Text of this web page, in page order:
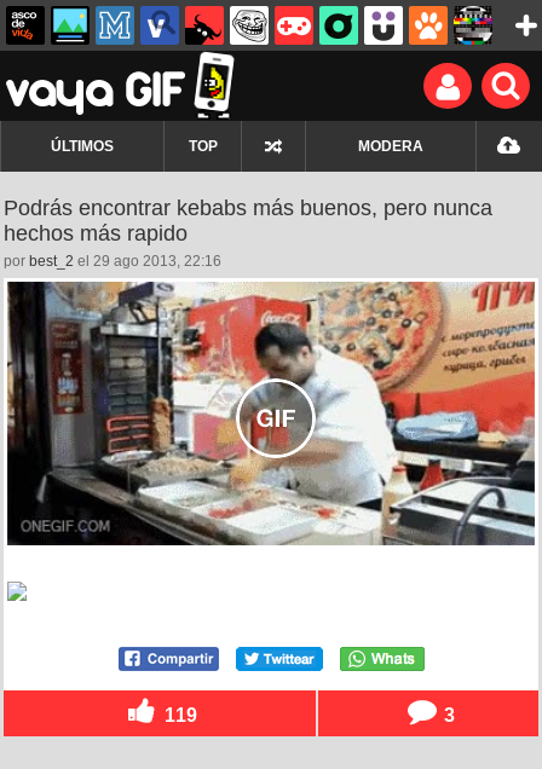
ÚLTIMOS TOP MODERA
Podrás encontrar kebabs más buenos, pero nunca
hechos más rapido
por best_2 el 29 ago 2013, 22:16
119 3